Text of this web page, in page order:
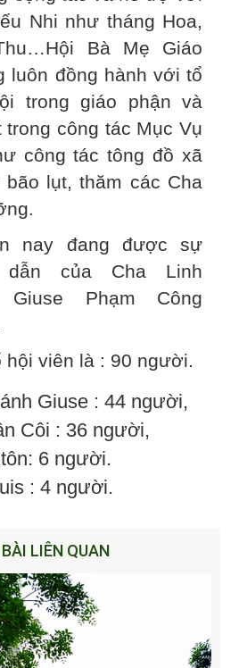
Nhi như tháng Hoa,
Bà Mẹ Giáo
luôn đồng hành với tổ
trong giáo phận và
trong công tác Mục Vụ
công tác tông đồ xã
bão lụt, thăm các Cha
nay đang được sự
dẫn của Cha Linh
Giuse Phạm Công
hội viên là : 90 người.
Giuse : 44 người,
Côi : 36 người,
6 người.
: 4 người.
BÀI LIÊN QUAN